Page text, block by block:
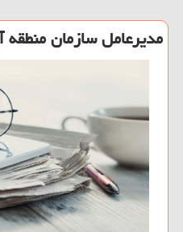
مدیرعامل سازمان